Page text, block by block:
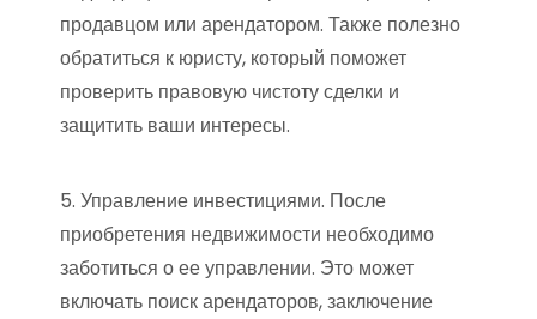
продавцом или арендатором. Также полезно
обратиться к юристу, который поможет
проверить правовую чистоту сделки и
защитить ваши интересы.
5. Управление инвестициями. После
приобретения недвижимости необходимо
заботиться о ее управлении. Это может
включать поиск арендаторов, заключение